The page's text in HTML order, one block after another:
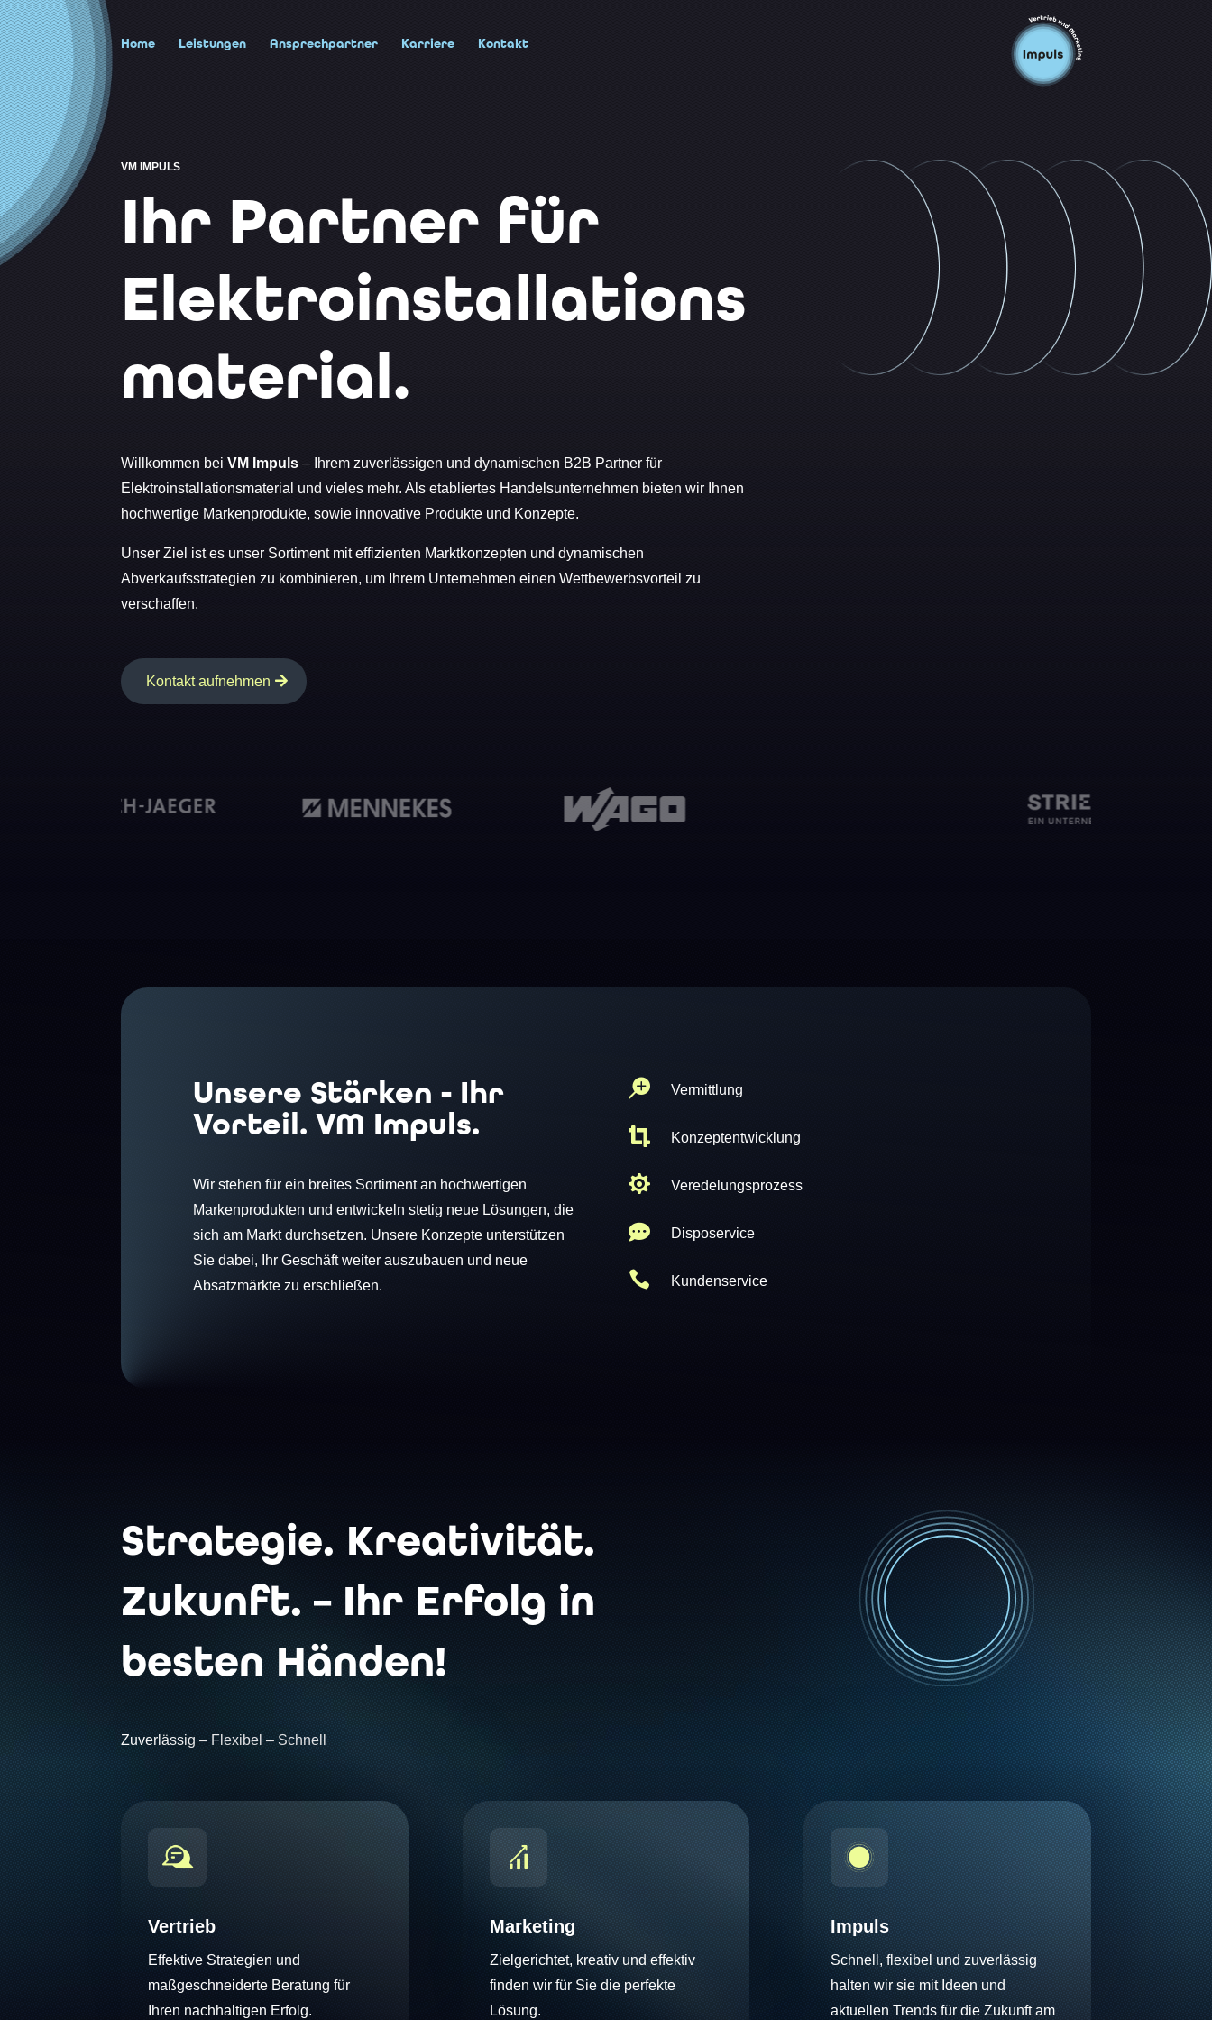
Home Leistungen Ansprechpartner Karriere Kontakt
VM IMPULS
Ihr Partner für
Elektroinstallations
material.
Willkommen beiVM Impuls – Ihrem zuverlässigen und dynamischen B2B Partner für
Elektroinstallationsmaterial und vieles mehr. Als etabliertes Handelsunternehmen bieten wir Ihnen
hochwertige Markenprodukte, sowie innovative Produkte und Konzepte.
Unser Ziel ist es unser Sortiment mit effizienten Marktkonzepten und dynamischen
Abverkaufsstrategien zu kombinieren, um Ihrem Unternehmen einen Wettbewerbsvorteil zu
verschaffen.
Kontakt aufnehmen
Unsere Stärken - Ihr
Vorteil. VM Impuls.
Wir stehen für ein breites Sortiment an hochwertigen
Markenprodukten und entwickeln stetig neue Lösungen, die
sich am Markt durchsetzen. Unsere Konzepte unterstützen
Sie dabei, Ihr Geschäft weiter auszubauen und neue
Absatzmärkte zu erschließen.
 Vermittlung
 Konzeptentwicklung
 Veredelungsprozess
 Disposervice
 Kundenservice
Strategie. Kreativität.
Zukunft. – Ihr Erfolg in
besten Händen!
Zuverlässig – Flexibel – Schnell
Vertrieb
Effektive Strategien und
maßgeschneiderte Beratung für
Ihren nachhaltigen Erfolg.
Marketing
Zielgerichtet, kreativ und effektiv
finden wir für Sie die perfekte
Lösung.
Impuls
Schnell, flexibel und zuverlässig
halten wir sie mit Ideen und
aktuellen Trends für die Zukunft am